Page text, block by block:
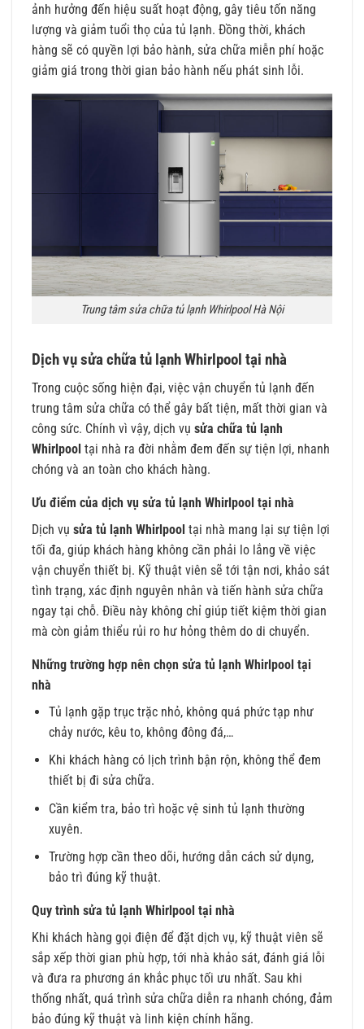
ảnh hưởng đến hiệu suất hoạt động, gây tiêu tốn năng
lượng và giảm tuổi thọ của tủ lạnh. Đồng thời, khách
hàng sẽ có quyền lợi bảo hành, sửa chữa miễn phí hoặc
giảm giá trong thời gian bảo hành nếu phát sinh lỗi.
Trung tâm sửa chữa tủ lạnh Whirlpool Hà Nội
Dịch vụ sửa chữa tủ lạnh Whirlpool tại nhà
Trong cuộc sống hiện đại, việc vận chuyển tủ lạnh đến
trung tâm sửa chữa có thể gây bất tiện, mất thời gian và
công sức. Chính vì vậy, dịch vụ sửa chữa tủ lạnh
Whirlpool tại nhà ra đời nhằm đem đến sự tiện lợi, nhanh
chóng và an toàn cho khách hàng.
Ưu điểm của dịch vụ sửa tủ lạnh Whirlpool tại nhà
Dịch vụ sửa tủ lạnh Whirlpool tại nhà mang lại sự tiện lợi
tối đa, giúp khách hàng không cần phải lo lắng về việc
vận chuyển thiết bị. Kỹ thuật viên sẽ tới tận nơi, khảo sát
tình trạng, xác định nguyên nhân và tiến hành sửa chữa
ngay tại chỗ. Điều này không chỉ giúp tiết kiệm thời gian
mà còn giảm thiểu rủi ro hư hỏng thêm do di chuyển.
Những trường hợp nên chọn sửa tủ lạnh Whirlpool tại
nhà
Tủ lạnh gặp trục trặc nhỏ, không quá phức tạp như
chảy nước, kêu to, không đông đá,…
Khi khách hàng có lịch trình bận rộn, không thể đem
thiết bị đi sửa chữa.
Cần kiểm tra, bảo trì hoặc vệ sinh tủ lạnh thường
xuyên.
Trường hợp cần theo dõi, hướng dẫn cách sử dụng,
bảo trì đúng kỹ thuật.
Quy trình sửa tủ lạnh Whirlpool tại nhà
Khi khách hàng gọi điện để đặt dịch vụ, kỹ thuật viên sẽ
sắp xếp thời gian phù hợp, tới nhà khảo sát, đánh giá lỗi
và đưa ra phương án khắc phục tối ưu nhất. Sau khi
thống nhất, quá trình sửa chữa diễn ra nhanh chóng, đảm
bảo đúng kỹ thuật và linh kiện chính hãng.